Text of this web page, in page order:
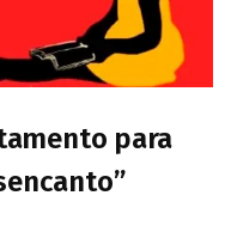
para